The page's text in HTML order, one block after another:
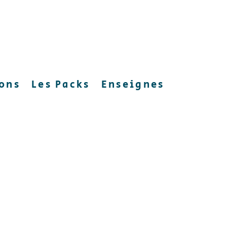
Les Packs Enseignes